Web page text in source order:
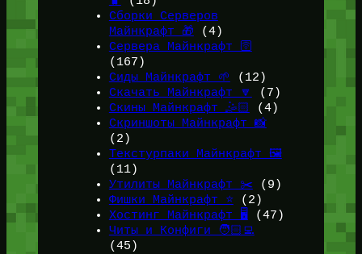
Сборки Серверов
Майнкрафт 🎁 (4)
Сервера Майнкрафт 🛜
(167)
Сиды Майнкрафт 🌱
(12)
Скачать Майнкрафт 🔽
(7)
Скины Майнкрафт 🤹🏻
(4)
Скриншоты Майнкрафт 📸
(2)
Текстурпаки Майнкрафт 🖼️
(11)
Утилиты Майнкрафт ✂️ (9)
Фишки Майнкрафт ⭐(2)
Хостинг Майнкрафт 🖥️ (47)
Читы и Конфиги 🧑🏻‍💻
(45)